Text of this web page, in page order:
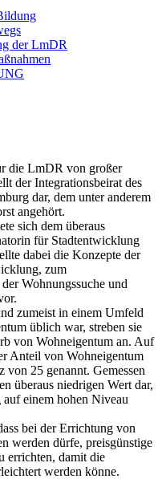
der LmDR
die LmDR von großer
der Integrationsbeirat des
dar, dem unter anderem
angehört.
sich dem überaus
für Stadtentwicklung
dabei die Konzepte der
zum
Wohnungssuche und
zumeist in einem Umfeld
üblich war, streben sie
von Wohneigentum an. Auf
Anteil von Wohneigentum
von 25 genannt. Gemessen
überaus niedrigen Wert dar,
einem hohen Niveau
bei der Errichtung von
werden dürfe, preisgünstige
errichten, damit die
werden könne.